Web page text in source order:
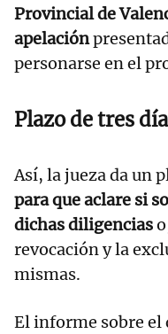
Provincial de
apelación
personarse en el
Plazo de tres
Así, la jueza da un
para que aclare si
dichas diligencias
revocación y la
mismas.
El informe sobre el